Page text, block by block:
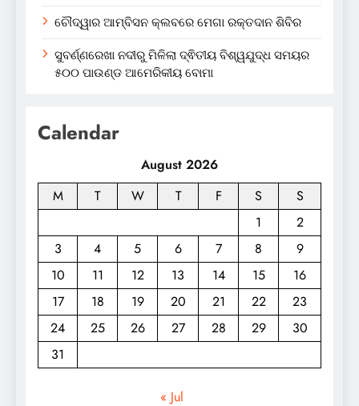
ଚୌଦ୍ୱାର ଆମ୍ବିସନ କ୍ଲବରେ ମେଗା ରକ୍ତଦାନ ଶିବିର
ସୁବର୍ଣ୍ଣରେଖା ନଦୀରୁ ମିଳିଲା ଦ୍ଵିତୀୟ ବିଶ୍ୱଯୁଦ୍ଧ ସମୟର
୫୦୦ ପାଉଣ୍ଡ ଆମେରିକୀୟ ବୋମା
Calendar
August 2026
M
T W T F S
S
1
2
3
4 5 6 7 8
9
10
11 12 13 14 15
16
17
18 19 20 21 22
23
24
25 26 27 28 29
30
31
« Jul